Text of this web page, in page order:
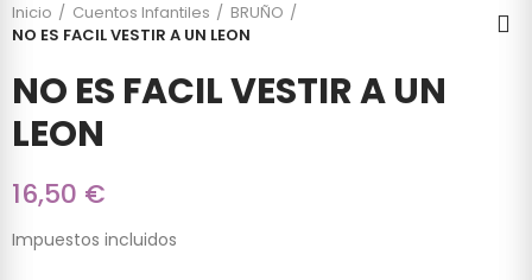
Inicio Cuentos Infantiles
BRUÑO
NO ES FACIL VESTIR A UN LEON
NO ES FACIL VESTIR A UN
LEON
16,50 €
Impuestos incluidos